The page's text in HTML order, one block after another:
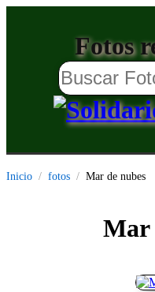
Fotos
Inicio fotos Mar de nubes
Mar